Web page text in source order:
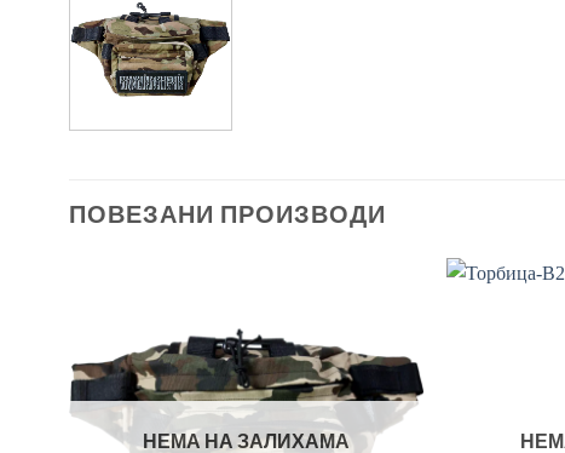
ПОВЕЗАНИ ПРОИЗВОДИ
НЕМА НА ЗАЛИХАМА